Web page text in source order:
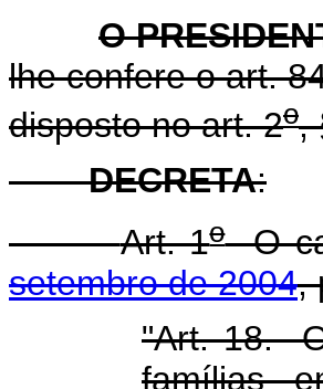
O
lhe confere o art.
disposto no art. 2o,
DECRETA:
Art. 1oO
setembro de 2004,
"Art. 18.
famílias